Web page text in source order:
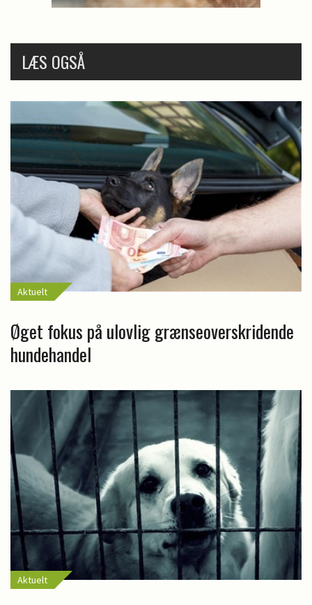
LÆS OGSÅ
Aktuelt
Øget fokus på ulovlig grænseoverskridende
hundehandel
Aktuelt